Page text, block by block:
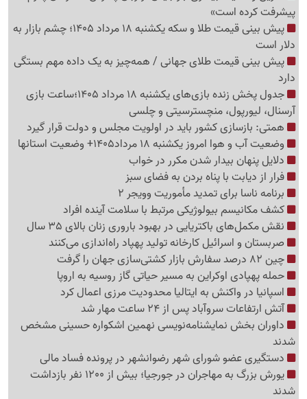
پیشرفت کرده است»
پیش بینی قیمت طلا و سکه یکشنبه 18 مرداد 1405؛ چشم بازار به
دلار است
پیش بینی قیمت طلای جهانی / همه‌چیز به یک داده مهم بستگی
دارد
جدول پخش زنده بازی‌های یکشنبه 18 مرداد 1405؛ساعت بازی
آرسنال، لیورپول، منچسترسیتی و چلسی
همتی: بازسازی کشور باید در اولویت مجلس و دولت قرار گیرد
وضعیت آب و هوا امروز یکشنبه 18 مرداد1405+ وضعیت استانها
دلایل پنهان بیدار شدن مکرر در خواب
فرار از دیابت با پناه بردن به فضای سبز
برنامه ناسا برای تمدید مأموریت وویجر 2
کشف مکانیسم بیولوژیکی مرتبط با سلامت آینده افراد
نقش مکمل‌های باکتریایی در بهبود باروری زنان بالای 35 سال
صربستان و اسرائیل کارخانه تولید پهپاد راه‌اندازی می‌کنند
چین 82 درصد سفارش بازار کشتی‌سازی جهان را گرفت
حمله پهپادی اوکراین به مسیر حیاتی گاز روسیه به اروپا
اسپانیا در واکنش به ایتالیا محدودیت مرزی اعمال کرد
آتش ارتفاعات سروآباد پس از 24 ساعت مهار شد
داوران بخش نمایشنامه‌نویسی نهمین اشکواره حسینی مشخص
شدند
دستگیری عضو شورای شهر رضوانشهر در پرونده فساد مالی
یورش بزرگ به مهاجران در جورجیا؛ بیش از 1200 نفر بازداشت
شدند